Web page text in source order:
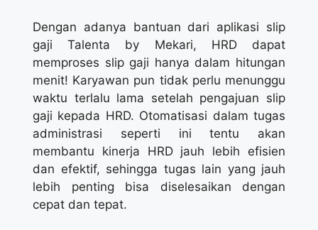
Dengan adanya bantuan dari aplikasi slip
gaji Talenta by Mekari, HRD dapat
memproses slip gaji hanya dalam hitungan
menit! Karyawan pun tidak perlu menunggu
waktu terlalu lama setelah pengajuan slip
gaji kepada HRD. Otomatisasi dalam tugas
administrasi seperti ini tentu akan
membantu kinerja HRD jauh lebih efisien
dan efektif, sehingga tugas lain yang jauh
lebih penting bisa diselesaikan dengan
cepat dan tepat.